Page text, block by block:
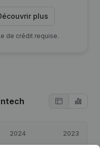
plus
de crédit requise.
2024 2023